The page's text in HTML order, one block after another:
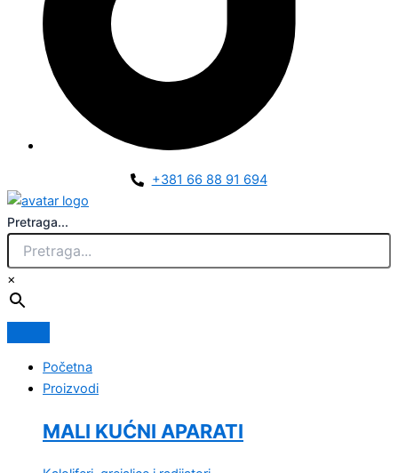
+381 66 88 91 694
Pretraga...
×
Početna
Proizvodi
MALI KUĆNI APARATI